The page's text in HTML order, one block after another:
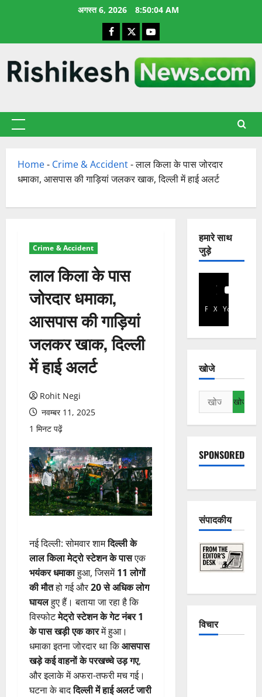
अगस्त 6, 2026 8:50:05 AM
Facebook
X YouTube
प्राथमिक
Home- Crime & Accident-लाल किला के पास जोरदार
धमाका, आसपास की गाड़ियां जलकर खाक, दिल्ली में हाई अलर्ट
Crime & Accident
लाल किला के पास
जोरदार धमाका,
आसपास की गाड़ियां
जलकर खाक, दिल्ली
में हाई अलर्ट
Rohit Negi
नवम्बर 11, 2025
1 मिनट पढ़ें
नई दिल्ली: सोमवार शामदिल्ली के
लाल किला मेट्रो स्टेशन के पासएक
भयंकर धमाकाहुआ, जिसमें11 लोगों
की मौतहो गई और20 से अधिक लोग
घायलहुए हैं। बताया जा रहा है कि
विस्फोटमेट्रो स्टेशन के गेट नंबर 1
के पास खड़ी एक कारमें हुआ।
धमाका इतना जोरदार था किआसपास
खड़े कई वाहनों के परखच्चे उड़ गए,
और इलाके में अफरा-तफरी मच गई।
घटना के बाददिल्ली में हाई अलर्ट जारी
हमारे साथ
जुड़े
Facebook
X YouTube
खोजे
निम्न
को
खोजें:
SPONSORED
संपादकीय
विचार